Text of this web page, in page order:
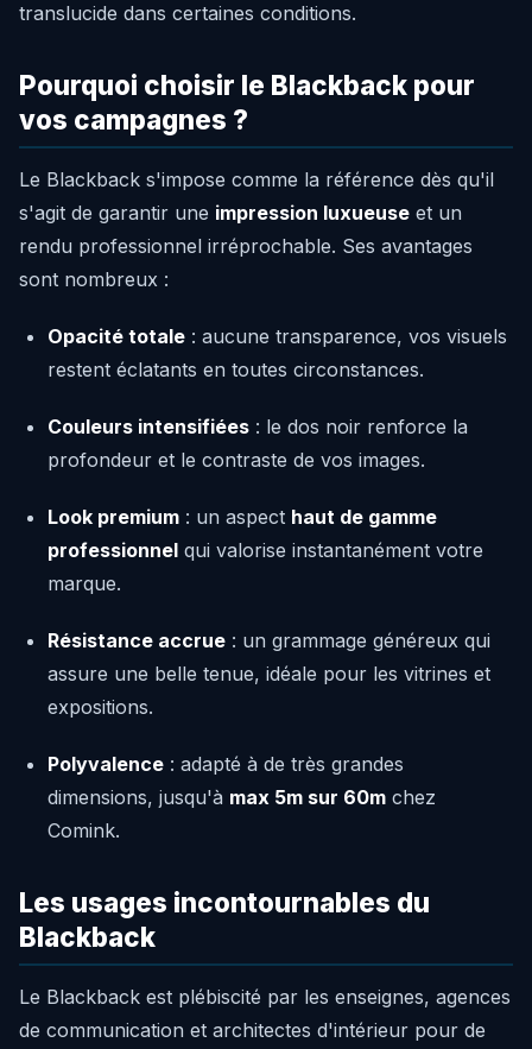
translucide dans certaines conditions.
Pourquoi choisir le Blackback pour
vos campagnes ?
Le Blackback s'impose comme la référence dès qu'il
s'agit de garantir une impression luxueuse et un
rendu professionnel irréprochable. Ses avantages
sont nombreux :
Opacité totale : aucune transparence, vos visuels
restent éclatants en toutes circonstances.
Couleurs intensifiées : le dos noir renforce la
profondeur et le contraste de vos images.
Look premium : un aspect haut de gamme
professionnel qui valorise instantanément votre
marque.
Résistance accrue : un grammage généreux qui
assure une belle tenue, idéale pour les vitrines et
expositions.
Polyvalence : adapté à de très grandes
dimensions, jusqu'à max 5m sur 60m chez
Comink.
Les usages incontournables du
Blackback
Le Blackback est plébiscité par les enseignes, agences
de communication et architectes d'intérieur pour de